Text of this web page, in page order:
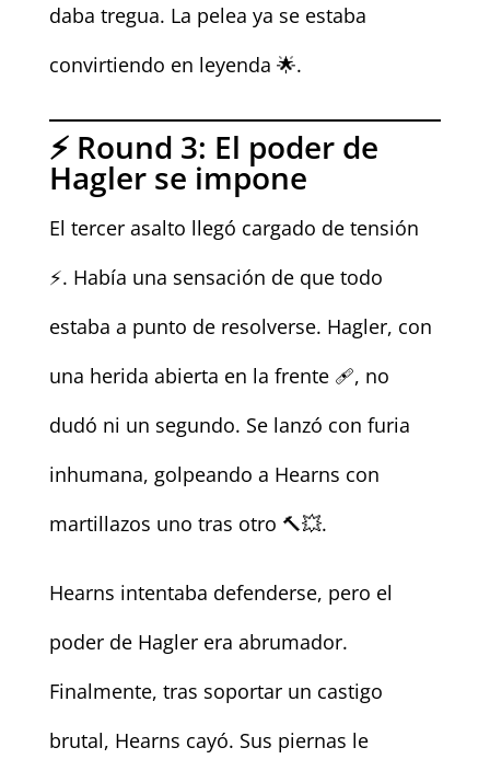
daba tregua. La pelea ya se estaba
convirtiendo en leyenda 🌟.
⚡ Round 3: El poder de
Hagler se impone
El tercer asalto llegó cargado de tensión
⚡. Había una sensación de que todo
estaba a punto de resolverse. Hagler, con
una herida abierta en la frente 🩹, no
dudó ni un segundo. Se lanzó con furia
inhumana, golpeando a Hearns con
martillazos uno tras otro 🔨💥.
Hearns intentaba defenderse, pero el
poder de Hagler era abrumador.
Finalmente, tras soportar un castigo
brutal, Hearns cayó. Sus piernas le